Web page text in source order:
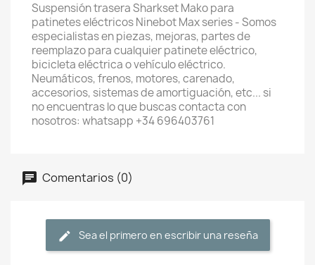
Suspensión trasera Sharkset Mako para
patinetes eléctricos Ninebot Max series - Somos
especialistas en piezas, mejoras, partes de
reemplazo para cualquier patinete eléctrico,
bicicleta eléctrica o vehículo eléctrico.
Neumáticos, frenos, motores, carenado,
accesorios, sistemas de amortiguación, etc... si
no encuentras lo que buscas contacta con
nosotros: whatsapp +34 696403761
Comentarios (0)
Sea el primero en escribir una reseña